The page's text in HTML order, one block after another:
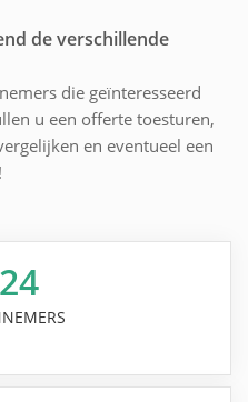
de verschillende
die geïnteresseerd
u een offerte toesturen,
en eventueel een